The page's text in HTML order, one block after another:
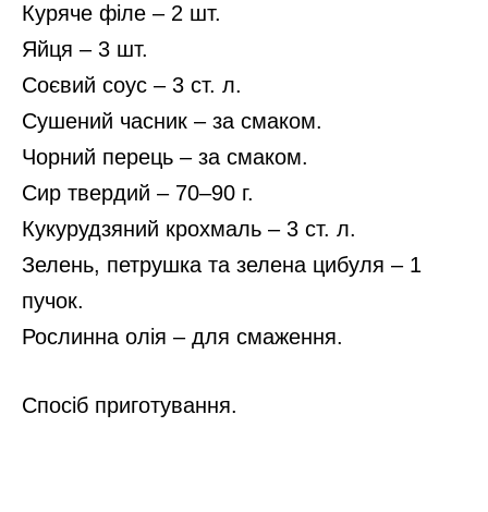
Куряче філе – 2 шт.
Яйця – 3 шт.
Соєвий соус – 3 ст. л.
Сушений часник – за смаком.
Чорний перець – за смаком.
Сир твердий – 70–90 г.
Кукурудзяний крохмаль – 3 ст. л.
Зелень, петрушка та зелена цибуля – 1
пучок.
Рослинна олія – для смаження.
Спосіб приготування.